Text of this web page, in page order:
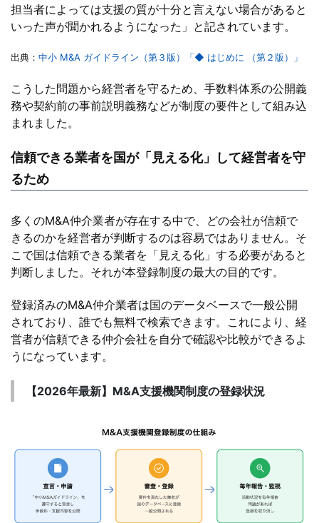
担当者によっては支援の質が十分と言えない場合があると
いった声が聞かれるようになった」と記されています。
出典： 中小 M&A ガイドライン（第３版）「◆ はじめに （第２版）」
こうした問題から経営者を守るため、手数料体系の公開義
務や契約前の事前説明義務などが制度の要件として組み込
まれました。
信頼できる業者を国が「見える化」して経営者を守
るため
多くのM&A仲介業者が存在する中で、どの会社が信頼で
きるのかを経営者が判断するのは容易ではありません。そ
こで国は信頼できる業者を「見える化」する必要があると
判断しました。それが本登録制度の最大の目的です。
登録済みのM&A仲介業者は国のデータベースで一般公開
されており、誰でも無料で検索できます。これにより、経
営者が信頼できる仲介会社を自分で確認や比較ができるよ
うになっています。
【2026年最新】M&A支援機関制度の登録状況